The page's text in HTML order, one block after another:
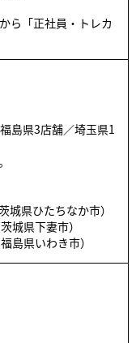
ら「正社員・トレカ
島県3店舗／埼玉県1
城県ひたちなか市）
県下妻市）
県いわき市）